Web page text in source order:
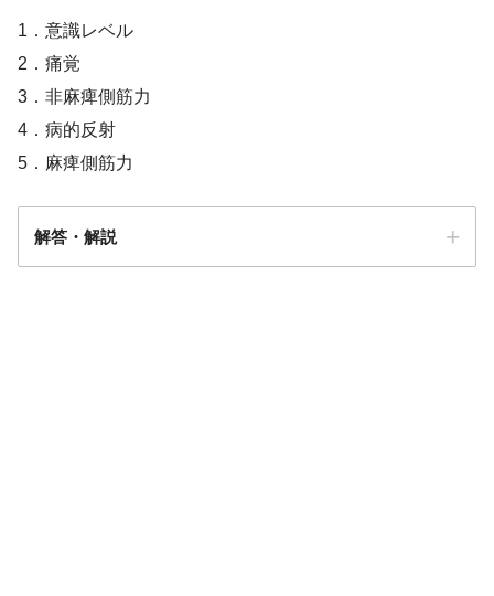
1．意識レベル
2．痛覚
3．非麻痺側筋力
4．病的反射
5．麻痺側筋力
解答・解説